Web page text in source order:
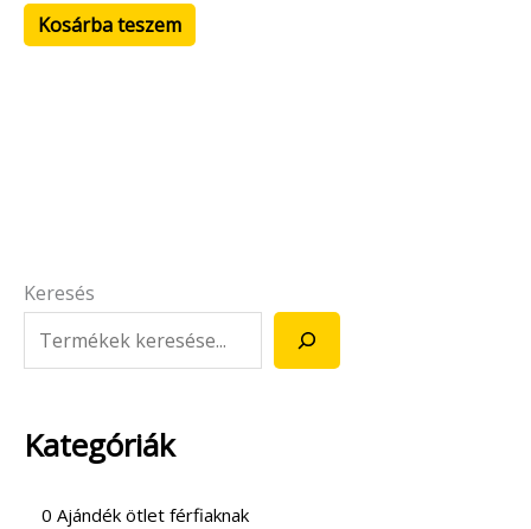
Keresés
Kategóriák
0 Ajándék ötlet férfiaknak
Kosárba teszem